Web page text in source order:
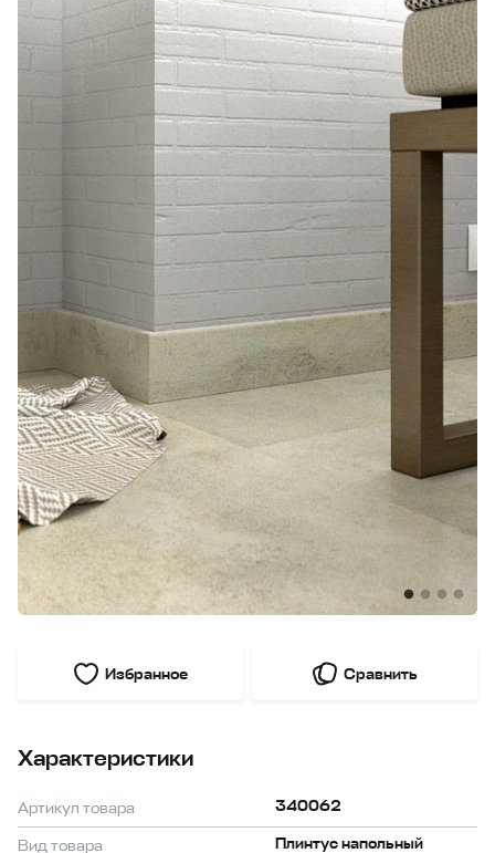
Избранное Сравнить
Характеристики
Артикул товара 340062
Вид товара Плинтус напольный